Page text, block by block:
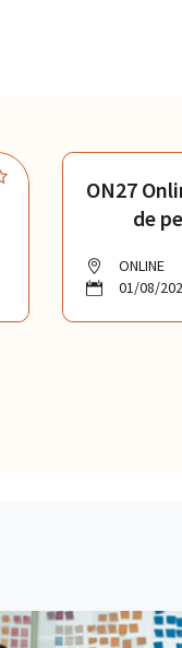
ON27
de
ONLINE
01/08/